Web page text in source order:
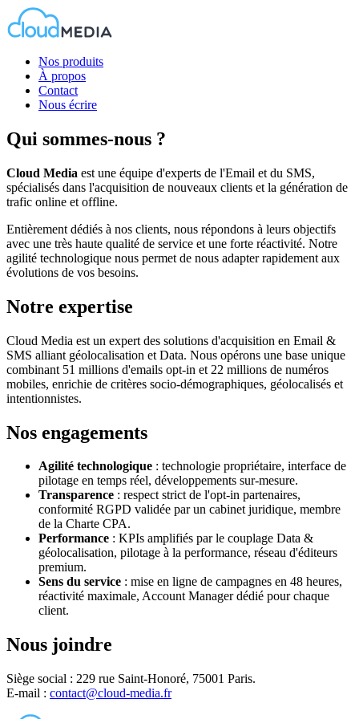
Nos produits
À propos
Contact
Nous écrire
Qui sommes-nous ?
Cloud Media est une équipe d'experts de l'Email et du SMS,
spécialisés dans l'acquisition de nouveaux clients et la génération de
trafic online et offline.
Entièrement dédiés à nos clients, nous répondons à leurs objectifs
avec une très haute qualité de service et une forte réactivité. Notre
agilité technologique nous permet de nous adapter rapidement aux
évolutions de vos besoins.
Notre expertise
Cloud Media est un expert des solutions d'acquisition en Email &
SMS alliant géolocalisation et Data. Nous opérons une base unique
combinant 51 millions d'emails opt-in et 22 millions de numéros
mobiles, enrichie de critères socio-démographiques, géolocalisés et
intentionnistes.
Nos engagements
Agilité technologique : technologie propriétaire, interface de
pilotage en temps réel, développements sur-mesure.
Transparence : respect strict de l'opt-in partenaires,
conformité RGPD validée par un cabinet juridique, membre
de la Charte CPA.
Performance : KPIs amplifiés par le couplage Data &
géolocalisation, pilotage à la performance, réseau d'éditeurs
premium.
Sens du service : mise en ligne de campagnes en 48 heures,
réactivité maximale, Account Manager dédié pour chaque
client.
Nous joindre
Siège social : 229 rue Saint-Honoré, 75001 Paris.
E-mail : contact@cloud-media.fr